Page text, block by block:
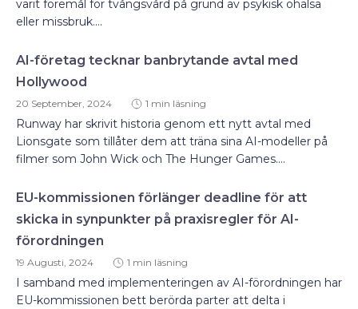
varit föremål för tvångsvård på grund av psykisk ohälsa
eller missbruk....
AI-företag tecknar banbrytande avtal med
Hollywood
20 September, 2024 1 min läsning
Runway har skrivit historia genom ett nytt avtal med
Lionsgate som tillåter dem att träna sina AI-modeller på
filmer som John Wick och The Hunger Games....
EU-kommissionen förlänger deadline för att
skicka in synpunkter på praxisregler för AI-
förordningen
19 Augusti, 2024 1 min läsning
I samband med implementeringen av AI-förordningen har
EU-kommissionen bett berörda parter att delta i